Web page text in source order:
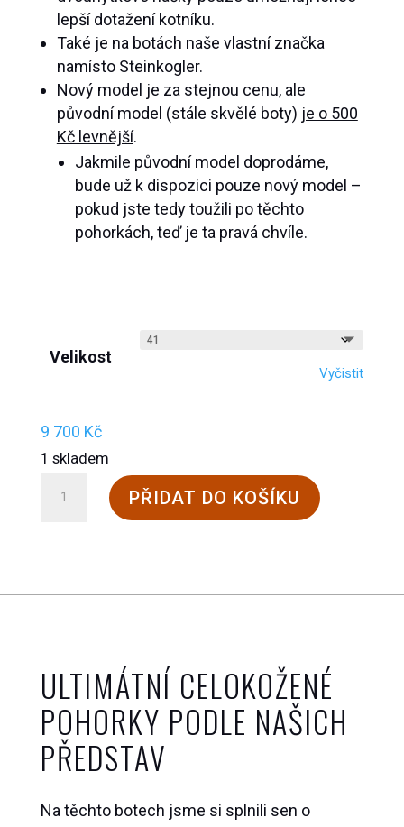
lepší dotažení kotníku.
Také je na botách naše vlastní značka
namísto Steinkogler.
Nový model je za stejnou cenu, ale
původní model (stále skvělé boty) je o 500
Kč levnější.
Jakmile původní model doprodáme,
bude už k dispozici pouze nový model –
pokud jste tedy toužili po těchto
pohorkách, teď je ta pravá chvíle.
Velikost
Vyčistit
9 700 Kč
1 skladem
PŘIDAT DO KOŠÍKU
ULTIMÁTNÍ CELOKOŽENÉ
POHORKY PODLE NAŠICH
PŘEDSTAV
Na těchto botech jsme si splnili sen o